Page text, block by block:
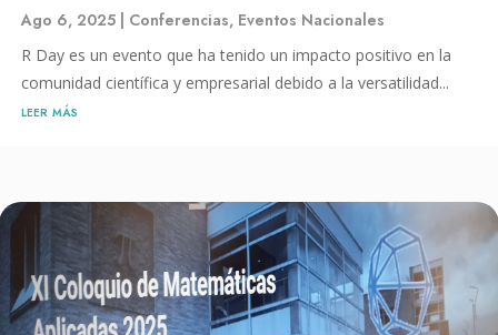
Ago 6, 2025 | Conferencias, Eventos Nacionales
R Day es un evento que ha tenido un impacto positivo en la
comunidad científica y empresarial debido a la versatilidad...
leer más